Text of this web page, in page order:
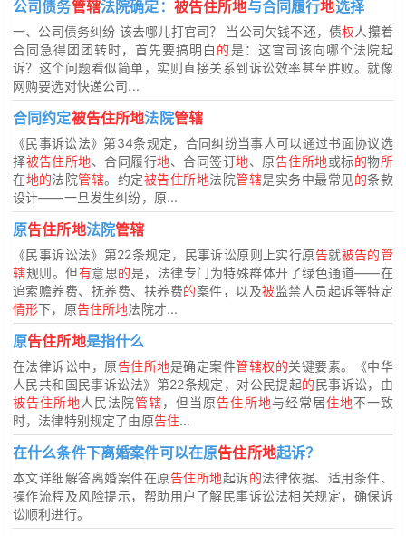
公司债务管辖法院确定： 被告住所地与合同履行地选择
一、公司债务纠纷 该去哪儿打官司？ 当公司欠钱不还，债权人攥着
合同急得团团转时，首先要搞明白 的是：这官司该向哪个法院起
诉？这个问题看似简单，实则直接关系到诉讼效率甚至胜败。就像
网购要选对快递公司...
合同约定被告住所地法院管辖
《民事诉讼法》第34条规定，合同纠纷当事人可以通过书面协议选
择被告住所地、合同履行地、合同签订地、原告住所地或标的物所
在地的法院管辖。约定被告住所地法院管辖是实务中最常见的条款
设计——一旦发生纠纷，原...
原告住所地法院管辖
《民事诉讼法》第22条规定，民事诉讼原则上实行原告就被告的管
辖规则。但有意思的是，法律专门为特殊群体开了绿色通道——在
追索赡养费、抚养费、扶养费的案件，以及被监禁人员起诉等特定
情形下，原告住所地法院才...
原告住所地是指什么
在法律诉讼中，原告住所地是确定案件管辖权的关键要素。《中华
人民共和国民事诉讼法》第22条规定，对公民提起的民事诉讼，由
被告住所地 人民法院管辖，但当原告住所地与经常居住地不一致
时，法律特别规定了由原告住...
在什么条件下离婚案件可以在原告住所地起诉？
本文详细解答离婚案件在原告住所地起诉的法律依据、适用条件、
操作流程及风险提示，帮助用户了解民事诉讼法相关规定，确保诉
讼顺利进行。